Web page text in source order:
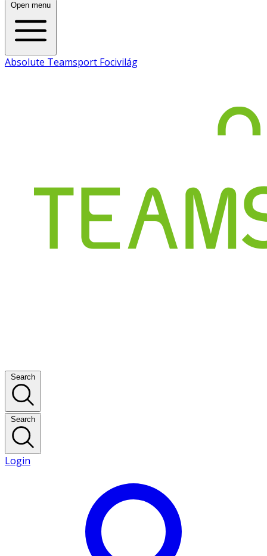
Open menu
Absolute Teamsport Focivilág
Search
Search
Login